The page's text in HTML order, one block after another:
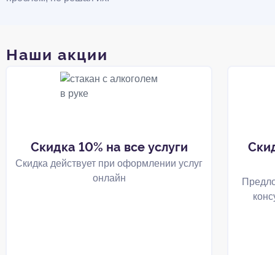
Наши акции
Скидка 10% на все услуги
Скидка действует при оформлении услуг
онлайн